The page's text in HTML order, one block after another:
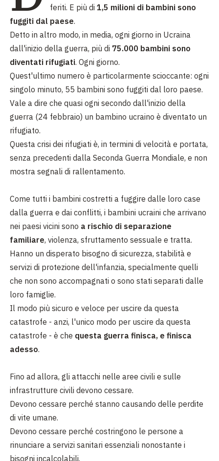
feriti. E più di 1,5 milioni di bambini sono
fuggiti dal paese.
Detto in altro modo, in media, ogni giorno in Ucraina
dall'inizio della guerra, più di 75.000 bambini sono
diventati rifugiati. Ogni giorno.
Quest'ultimo numero è particolarmente scioccante: ogni
singolo minuto, 55 bambini sono fuggiti dal loro paese.
Vale a dire che quasi ogni secondo dall'inizio della
guerra (24 febbraio) un bambino ucraino è diventato un
rifugiato.
Questa crisi dei rifugiati è, in termini di velocità e portata,
senza precedenti dalla Seconda Guerra Mondiale, e non
mostra segnali di rallentamento.
Come tutti i bambini costretti a fuggire dalle loro case
dalla guerra e dai conflitti, i bambini ucraini che arrivano
nei paesi vicini sono a rischio di separazione
familiare, violenza, sfruttamento sessuale e tratta.
Hanno un disperato bisogno di sicurezza, stabilità e
servizi di protezione dell'infanzia, specialmente quelli
che non sono accompagnati o sono stati separati dalle
loro famiglie.
Il modo più sicuro e veloce per uscire da questa
catastrofe - anzi, l'unico modo per uscire da questa
catastrofe - è che questa guerra finisca, e finisca
adesso.
Fino ad allora, gli attacchi nelle aree civili e sulle
infrastrutture civili devono cessare.
Devono cessare perché stanno causando delle perdite
di vite umane.
Devono cessare perché costringono le persone a
rinunciare a servizi sanitari essenziali nonostante i
bisogni incalcolabili.